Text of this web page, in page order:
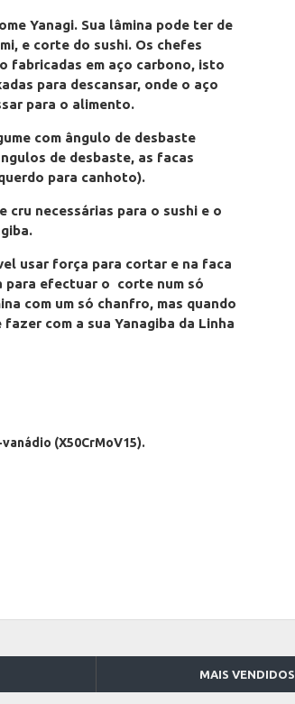
Yanagi. Sua lâmina pode ter de
e corte do sushi. Os chefes
fabricadas em aço carbono, isto
para descansar, onde o aço
para o alimento.
com ângulo de desbaste
de desbaste, as facas
para canhoto).
necessárias para o sushi e o
usar força para cortar e na faca
para efectuar o corte num só
com um só chanfro, mas quando
com a sua Yanagiba da Linha
(X50CrMoV15).
MAIS VENDIDOS